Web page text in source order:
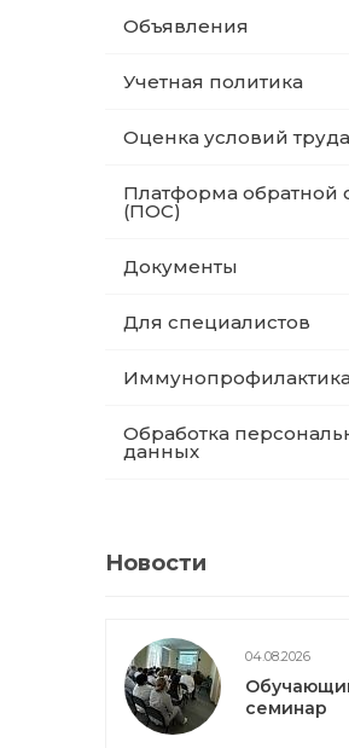
Объявления
Учетная политика
Оценка условий труда
Платформа обратной
(ПОС)
Документы
Для специалистов
Обработка
данных
Новости
04.08.2026
семинар